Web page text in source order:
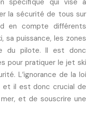
spécifique qui vise à
la sécurité de tous sur
en compte différents
puissance, les zones
du pilote. Il est donc
pour pratiquer le jet ski
L’ignorance de la loi
et il est donc crucial de
et de souscrire une